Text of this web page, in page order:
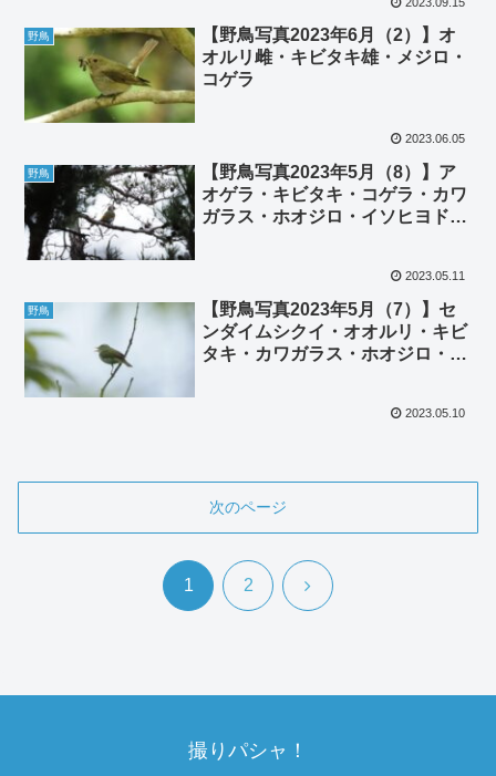
野鳥
【野鳥写真2023年6月（2）】オ
オルリ雌・キビタキ雄・メジロ・
コゲラ
2023.06.05
野鳥
【野鳥写真2023年5月（8）】ア
オゲラ・キビタキ・コゲラ・カワ
ガラス・ホオジロ・イソヒヨドリ
2023.05.11
野鳥
【野鳥写真2023年5月（7）】セ
ンダイムシクイ・オオルリ・キビ
タキ・カワガラス・ホオジロ・ツ
2023.05.10
次のページ
1 2 次
撮りパシャ！